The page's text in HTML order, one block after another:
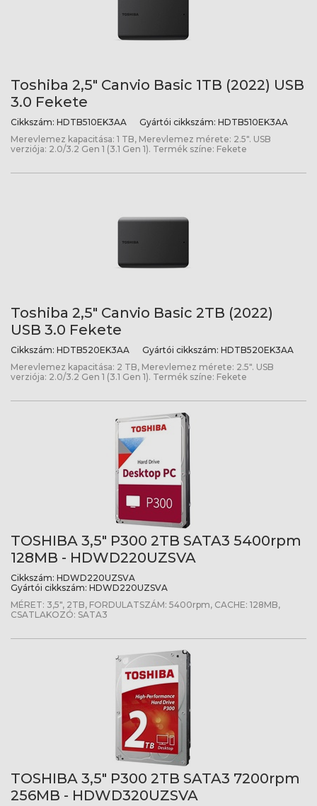
Toshiba 2,5" Canvio Basic 1TB (2022) USB
3.0 Fekete
Cikkszám: HDTB510EK3AA Gyártói cikkszám: HDTB510EK3AA
Merevlemez kapacitása: 1 TB, Merevlemez mérete: 2.5". USB
verziója: 2.0/3.2 Gen 1 (3.1 Gen 1). Termék színe: Fekete
Toshiba 2,5" Canvio Basic 2TB (2022)
USB 3.0 Fekete
Cikkszám: HDTB520EK3AA Gyártói cikkszám: HDTB520EK3AA
Merevlemez kapacitása: 2 TB, Merevlemez mérete: 2.5". USB
verziója: 2.0/3.2 Gen 1 (3.1 Gen 1). Termék színe: Fekete
TOSHIBA 3,5" P300 2TB SATA3 5400rpm
128MB - HDWD220UZSVA
Cikkszám: HDWD220UZSVA
Gyártói cikkszám: HDWD220UZSVA
MÉRET: 3,5", 2TB, FORDULATSZÁM: 5400rpm, CACHE: 128MB,
CSATLAKOZÓ: SATA3
TOSHIBA 3,5" P300 2TB SATA3 7200rpm
256MB - HDWD320UZSVA